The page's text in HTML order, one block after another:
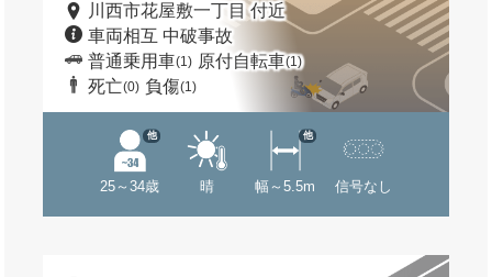
川西市花屋敷一丁目 付近
車両相互 中破事故
普通乗用車(1) 原付自転車(1)
死亡(0) 負傷(1)
25～34歳
他
晴 幅～5.5m
他
信号なし